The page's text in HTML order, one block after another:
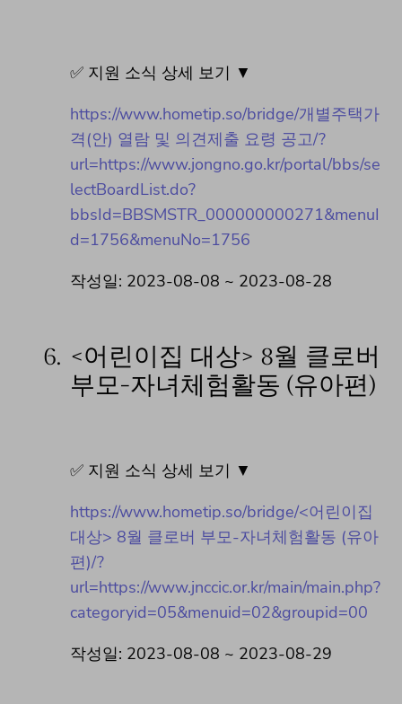
✅ 지원 소식 상세 보기 ▼
https://www.hometip.so/bridge/개별주택가
격(안) 열람 및 의견제출 요령 공고/?
url=https://www.jongno.go.kr/portal/bbs/se
lectBoardList.do?
bbsId=BBSMSTR_000000000271&menuI
d=1756&menuNo=1756
작성일: 2023-08-08 ~ 2023-08-28
6. <어린이집 대상> 8월 클로버
부모-자녀체험활동 (유아편)
✅ 지원 소식 상세 보기 ▼
https://www.hometip.so/bridge/<어린이집
대상> 8월 클로버 부모-자녀체험활동 (유아
편)/?
url=https://www.jnccic.or.kr/main/main.php?
categoryid=05&menuid=02&groupid=00
작성일: 2023-08-08 ~ 2023-08-29